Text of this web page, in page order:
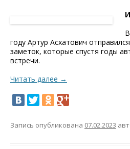
году Артур Асхатович
заметок, которые спустя годы
встречи.
Читать далее →
Запись опубликована 07.02.2023